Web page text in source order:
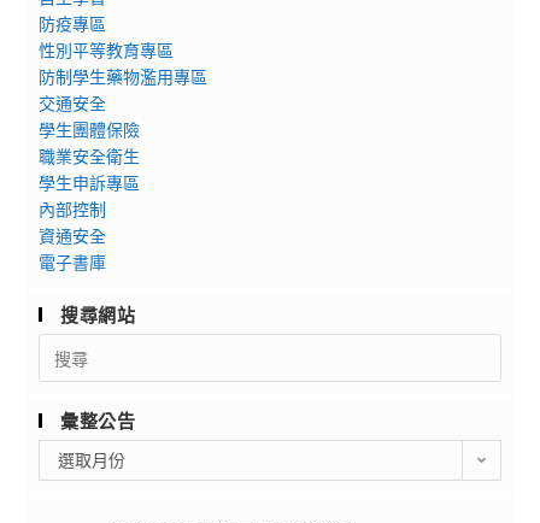
防疫專區
性別平等教育專區
防制學生藥物濫用專區
交通安全
學生團體保險
職業安全衛生
學生申訴專區
內部控制
資通安全
電子書庫
搜尋網站
Search
for:
彙整公告
整
選取月份